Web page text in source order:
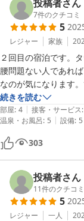
投稿者さん
7件のクチコミ
5
レジャー 家族
２回目の宿泊です。
腰問題ない人であれ
なのが気になります
建ての宿命で仕方な
目の奴。殺虫剤はア
が無理ならホテルへ宿
あと、防災上これも
にある非常灯が明る
ーできるものがあれ
以上が個人的に気に
続きを読む
部屋: 4 | 接客・サービス:
温泉・お風呂: 5 | 設備: 5
303
投稿者さん
11件のクチコミ
5
レジャー 一人